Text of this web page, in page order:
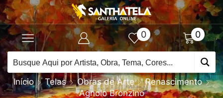
0 0
Início Telas Obras de Arte
Renascimento
Agnolo Bronzino